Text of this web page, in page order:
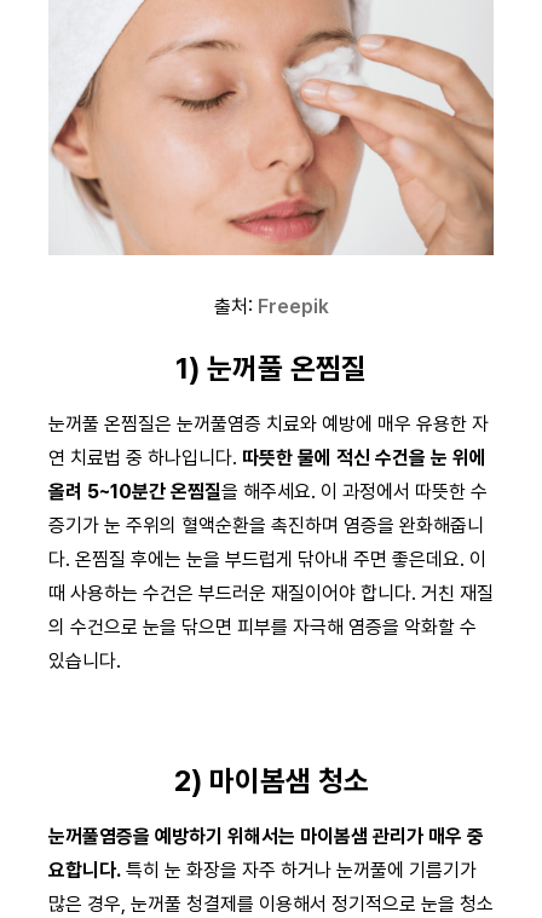
출처: Freepik
1) 눈꺼풀 온찜질
눈꺼풀 온찜질은 눈꺼풀염증 치료와 예방에 매우 유용한 자
연 치료법 중 하나입니다. 따뜻한 물에 적신 수건을 눈 위에
올려 5~10분간 온찜질을 해주세요. 이 과정에서 따뜻한 수
증기가 눈 주위의 혈액순환을 촉진하며 염증을 완화해줍니
다. 온찜질 후에는 눈을 부드럽게 닦아내 주면 좋은데요. 이
때 사용하는 수건은 부드러운 재질이어야 합니다. 거친 재질
의 수건으로 눈을 닦으면 피부를 자극해 염증을 악화할 수
있습니다.
2) 마이봄샘 청소
눈꺼풀염증을 예방하기 위해서는 마이봄샘 관리가 매우 중
요합니다. 특히 눈 화장을 자주 하거나 눈꺼풀에 기름기가
많은 경우, 눈꺼풀 청결제를 이용해서 정기적으로 눈을 청소